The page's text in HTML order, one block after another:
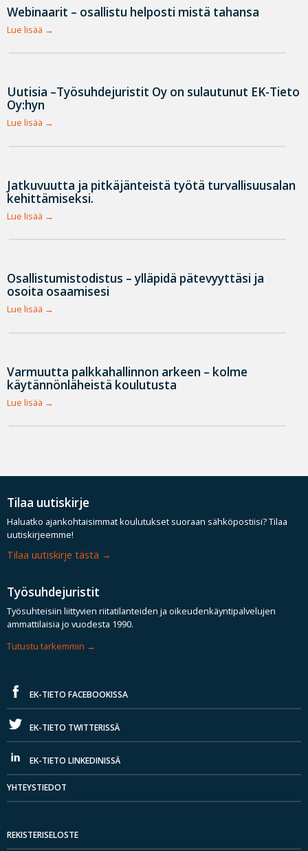
Webinaarit – osallistu helposti mistä tahansa
Lue lisää
Uutisia –Työsuhdejuristit Oy on sulautunut EK-Tieto
Oy:hyn
Lue lisää
Jatkuvuutta ja pitkäjänteistä työtä turvallisuusalan
kehittämiseksi.
Lue lisää
Osallistumistodistus – ylläpidä pätevyyttäsi ja
osoita osaamisesi
Lue lisää
Varmuutta palkkahallinnon arkeen – kolme
käytännönläheistä koulutusta
Lue lisää
Tilaa uutiskirje
Haluatko ajankohtaisimmat koulutukset suoraan sähköpostiisi? Tilaa
uutiskirjeemme!
Tilaa uutiskirje tästä
Työsuhdejuristit
Työsuhteisiin liittyvien riitatilanteiden ja oikeudenkäyntipalvelujen
ammattilaisia jo vuodesta 1990.
Tutustu tarkemmin
EK-TIETO FACEBOOKISSA
EK-TIETO TWITTERISSÄ
EK-TIETO LINKEDINISSÄ
YHTEYSTIEDOT
REKISTERISELOSTE